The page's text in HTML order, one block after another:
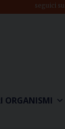
seguici su
ORGANISMI